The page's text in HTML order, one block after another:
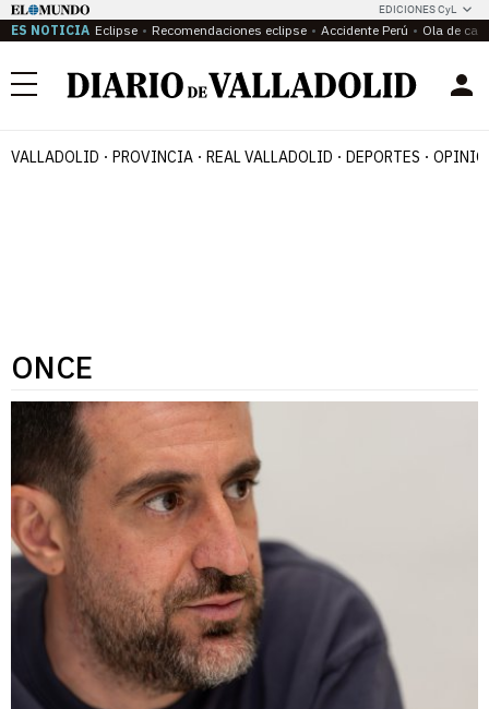
EDICIONES CyL
ES NOTICIA Eclipse Recomendaciones eclipse Accidente Perú Ola de
Menú
VALLADOLID PROVINCIA REAL VALLADOLID DEPORTES
ONCE